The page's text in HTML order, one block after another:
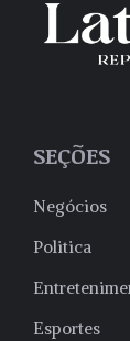
SEÇÕES
Negócios
Politica
Esportes